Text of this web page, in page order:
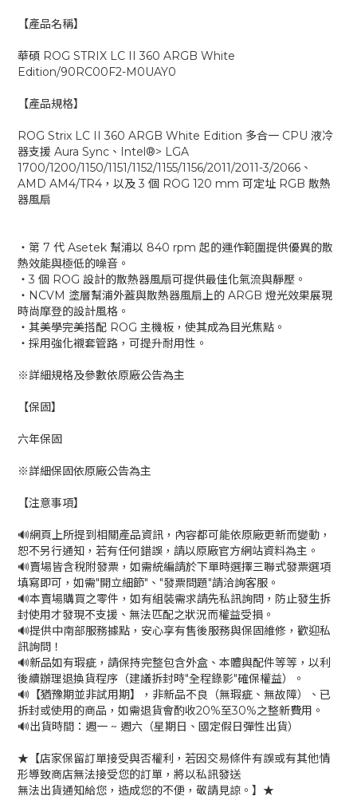
【產品名稱】
華碩 ROG STRIX LC II 360 ARGB White
Edition/90RC00F2-M0UAY0
【產品規格】
ROG Strix LC II 360 ARGB White Edition 多合一 CPU 液冷
器支援 Aura Sync、Intel®> LGA
1700/1200/1150/1151/1152/1155/1156/2011/2011-3/2066、
AMD AM4/TR4，以及 3 個 ROG 120 mm 可定址 RGB 散熱
器風扇
‧第 7 代 Asetek 幫浦以 840 rpm 起的運作範圍提供優異的散
熱效能與極低的噪音。
‧3 個 ROG 設計的散熱器風扇可提供最佳化氣流與靜壓。
‧NCVM 塗層幫浦外蓋與散熱器風扇上的 ARGB 燈光效果展現
時尚摩登的設計風格。
‧其美學完美搭配 ROG 主機板，使其成為目光焦點。
‧採用強化襯套管路，可提升耐用性。
※詳細規格及參數依原廠公告為主
【保固】
六年保固
※詳細保固依原廠公告為主
【注意事項】
🔊網頁上所提到相關產品資訊，內容都可能依原廠更新而變動，
恕不另行通知，若有任何錯誤，請以原廠官方網站資料為主。
🔊賣場皆含稅附發票，如需統編請於下單時選擇三聯式發票選項
填寫即可，如需"開立細節"、"發票問題"請洽詢客服。
🔊本賣場購買之零件，如有組裝需求請先私訊詢問，防止發生拆
封使用才發現不支援、無法匹配之狀況而權益受損。
🔊提供中南部服務據點，安心享有售後服務與保固維修，歡迎私
訊詢問！
🔊新品如有瑕疵，請保持完整包含外盒、本體與配件等等，以利
後續辦理退換貨程序（建議拆封時"全程錄影"確保權益）。
🔊【猶豫期並非試用期】，非新品不良（無瑕疵、無故障）、已
拆封或使用的商品，如需退貨會酌收20%至30%之整新費用。
🔊出貨時間：週一 ~ 週六（星期日、國定假日彈性出貨）
★【店家保留訂單接受與否權利，若因交易條件有誤或有其他情
形導致商店無法接受您的訂單，將以私訊發送
無法出貨通知給您，造成您的不便，敬請見諒。】★